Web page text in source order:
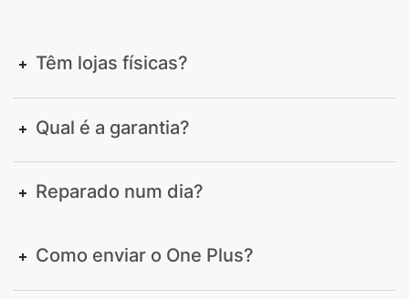
Têm lojas físicas?
Qual é a garantia?
Reparado num dia?
Como enviar o One Plus?